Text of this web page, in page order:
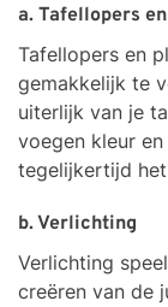
a. Tafellopers
Tafellopers en
gemakkelijk te
uiterlijk van je
voegen kleur
tegelijkertijd
b. Verlichting
Verlichting
creëren van de